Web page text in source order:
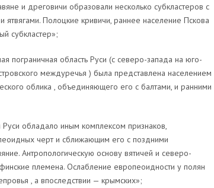
и дреговичи образовали несколько субкластеров с
Полоцкие кривичи, раннее население Пскова
субкластер»;
пограничная область Руси (с северо-запада на юго-
междуречья ) была представлена населением
облика , объединяющего его с балтами, и ранними
обладало иным комплексом признаков,
черт и сближающим его с поздними
Антропологическую основу вятичей и северо-
племена. Ослабление европеоидности у полян
, а впоследствии — крымских»;